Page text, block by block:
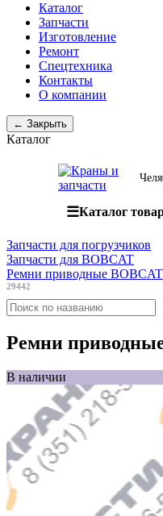
Каталог
Запчасти
Изготовление
Ремонт
Спецтехника
Контакты
О компании
← Закрыть
Каталог
☰Каталог
Запчасти для погрузчиков
Запчасти для BOBCAT
Ремни приводные BOBCAT
29442
Ремни
В наличии